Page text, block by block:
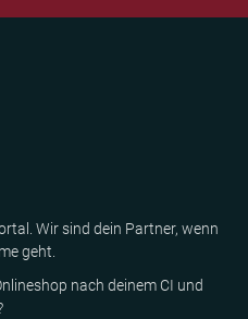
Wir sind dein Partner, wenn
geht.
nach deinem CI und